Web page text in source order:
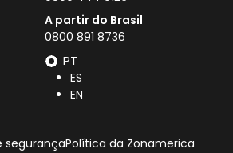
A partir do Brasil
0800 891 8736
PT
ES
EN
segurançaPolítica da Zonamerica